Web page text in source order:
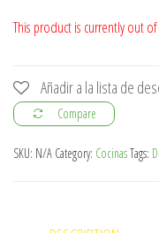
This product is currently out
Añadir a la lista de
Compare
SKU: N/A Category: CocinasTags: